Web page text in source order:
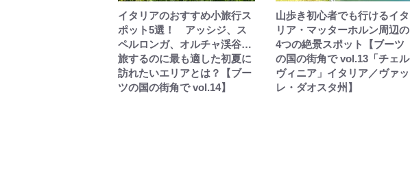
イタリアのおすすめ小旅行ス
ポット5選！ アッシジ、ス
ペルロンガ、オルチャ渓谷…
旅するのに最も適した初夏に
訪れたいエリアとは？【ブー
ツの国の街角で vol.14】
山歩き初心者でも行けるイタ
リア・マッターホルン周辺の
4つの絶景スポット【ブーツ
の国の街角で vol.13「チェル
ヴィニア」イタリア／ヴァッ
レ・ダオスタ州】